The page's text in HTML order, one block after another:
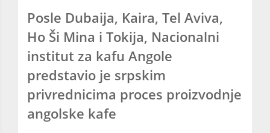
Posle Dubaija, Kaira, Tel Aviva,
Ho Ši Mina i Tokija, Nacionalni
institut za kafu Angole
predstavio je srpskim
privrednicima proces proizvodnje
angolske kafe